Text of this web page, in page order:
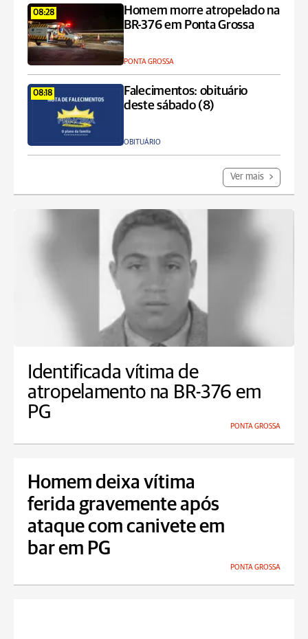
08:28
Homem morre atropelado na
BR-376 em Ponta Grossa
PONTA GROSSA
08:18
Falecimentos: obituário
deste sábado (8)
OBITUÁRIO
Ver mais
Identificada vítima de
atropelamento na BR-376 em
PG
PONTA GROSSA
Homem deixa vítima
ferida gravemente após
ataque com canivete em
bar em PG
PONTA GROSSA